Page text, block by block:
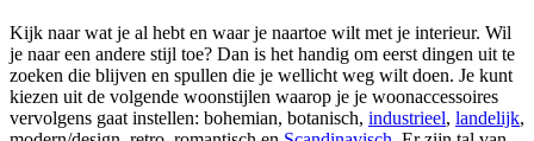
Kijk naar wat je al hebt en waar je naartoe wilt met je interieur. Wil
je naar een andere stijl toe? Dan is het handig om eerst dingen uit te
zoeken die blijven en spullen die je wellicht weg wilt doen. Je kunt
kiezen uit de volgende woonstijlen waarop je je woonaccessoires
vervolgens gaat instellen: bohemian, botanisch, industrieel, landelijk,